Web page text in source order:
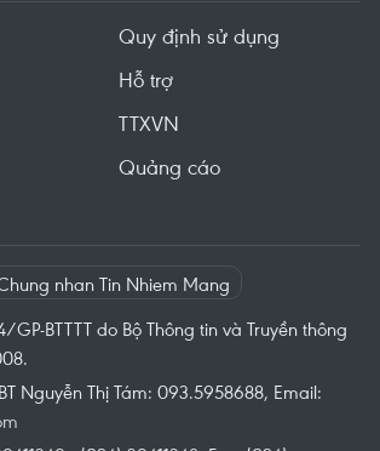
Quy định sử dụng
Hỗ trợ
TTXVN
Quảng cáo
GP-BTTTT do Bộ Thông tin và Truyền thông
Nguyễn Thị Tám: 093.5958688, Email: